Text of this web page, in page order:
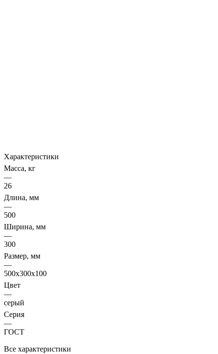
Характеристики
Масса, кг
—
26
Длина, мм
—
500
Ширина, мм
—
300
Размер, мм
—
500х300х100
Цвет
—
серый
Серия
—
ГОСТ
Все характеристики